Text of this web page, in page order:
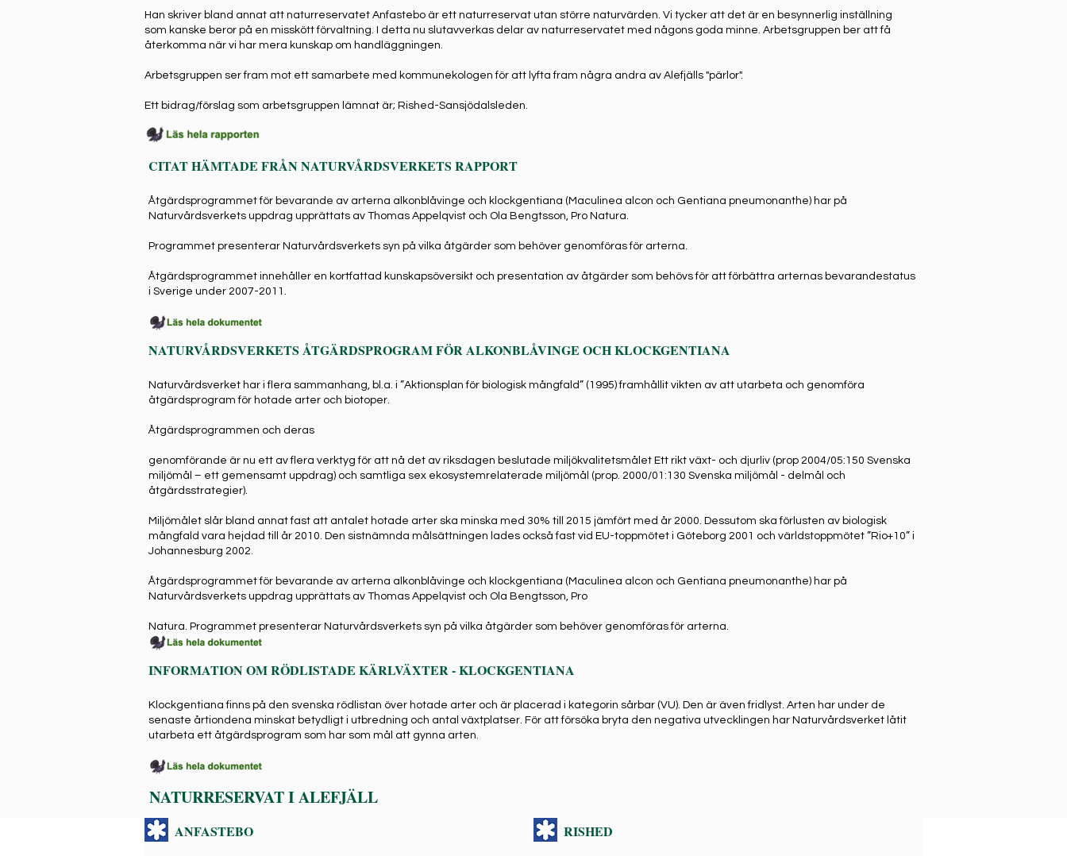
Han skriver bland annat att naturreservatet Anfastebo är ett naturreservat utan större naturvärden. Vi tycker att det är en besynnerlig inställning
som kanske beror på en misskött förvaltning. I detta nu slutavverkas delar av naturreservatet med någons goda minne. Arbetsgruppen ber att få
återkomma när vi har mera kunskap om handläggningen.
Arbetsgruppen ser fram mot ett samarbete med kommunekologen för att lyfta fram några andra av Alefjälls "pärlor".
Ett bidrag/förslag som arbetsgruppen lämnat är; Rished-Sansjödalsleden.
CITAT HÄMTADE FRÅN NATURVÅRDSVERKETS RAPPORT
Åtgärdsprogrammet för bevarande av arterna alkonblåvinge och klockgentiana (Maculinea alcon och Gentiana pneumonanthe) har på
Naturvårdsverkets uppdrag upprättats av Thomas Appelqvist och Ola Bengtsson, Pro Natura.
Programmet presenterar Naturvårdsverkets syn på vilka åtgärder som behöver genomföras för arterna.
Åtgärdsprogrammet innehåller en kortfattad kunskapsöversikt och presentation av åtgärder som behövs för att förbättra arternas bevarandestatus
i Sverige under 2007-2011.
NATURVÅRDSVERKETS ÅTGÄRDSPROGRAM FÖR ALKONBLÅVINGE OCH KLOCKGENTIANA
Naturvårdsverket har i flera sammanhang, bl.a. i ”Aktionsplan för biologisk mångfald” (1995) framhållit vikten av att utarbeta och genomföra
åtgärdsprogram för hotade arter och biotoper.
Åtgärdsprogrammen och deras
genomförande är nu ett av flera verktyg för att nå det av riksdagen beslutade miljökvalitetsmålet Ett rikt växt- och djurliv (prop 2004/05:150 Svenska
miljömål – ett gemensamt uppdrag) och samtliga sex ekosystemrelaterade miljömål (prop. 2000/01:130 Svenska miljömål - delmål och
åtgärdsstrategier).
Miljömålet slår bland annat fast att antalet hotade arter ska minska med 30% till 2015 jämfört med år 2000. Dessutom ska förlusten av biologisk
mångfald vara hejdad till år 2010. Den sistnämnda målsättningen lades också fast vid EU-toppmötet i Göteborg 2001 och världstoppmötet ”Rio+10” i
Johannesburg 2002.
Åtgärdsprogrammet för bevarande av arterna alkonblåvinge och klockgentiana (Maculinea alcon och Gentiana pneumonanthe) har på
Naturvårdsverkets uppdrag upprättats av Thomas Appelqvist och Ola Bengtsson, Pro
Natura. Programmet presenterar Naturvårdsverkets syn på vilka åtgärder som behöver genomföras för arterna.
INFORMATION OM RÖDLISTADE KÄRLVÄXTER - KLOCKGENTIANA
Klockgentiana finns på den svenska rödlistan över hotade arter och är placerad i kategorin sårbar (VU). Den är även fridlyst. Arten har under de
senaste årtiondena minskat betydligt i utbredning och antal växtplatser. För att försöka bryta den negativa utvecklingen har Naturvårdsverket låtit
utarbeta ett åtgärdsprogram som har som mål att gynna arten.
NATURRESERVAT I ALEFJÄLL
ANFASTEBO RISHED